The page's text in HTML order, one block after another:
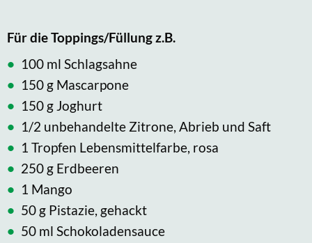
Für die Toppings/Füllung z.B.
100 ml Schlagsahne
150 g Mascarpone
150 g Joghurt
1/2 unbehandelte Zitrone, Abrieb und Saft
1 Tropfen Lebensmittelfarbe, rosa
250 g Erdbeeren
1 Mango
50 g Pistazie, gehackt
50 ml Schokoladensauce